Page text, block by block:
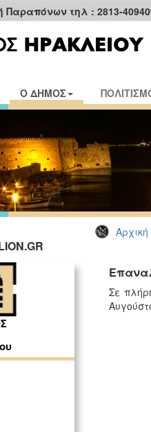
Παραπόνων τηλ : 2813-
Ο ΔΗΜΟΣ
Αρχική
Σε